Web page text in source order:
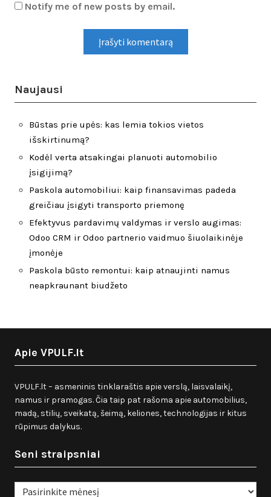
Notify me of new posts by email.
Naujausi
Būstas prie upės: kas lemia tokios vietos
išskirtinumą?
Kodėl verta atsakingai planuoti automobilio
įsigijimą?
Paskola automobiliui: kaip finansavimas padeda
greičiau įsigyti transporto priemonę
Efektyvus pardavimų valdymas ir verslo augimas:
Odoo CRM ir Odoo partnerio vaidmuo šiuolaikinėje
įmonėje
Paskola būsto remontui: kaip atnaujinti namus
neapkraunant biudžeto
Apie VPULF.lt
VPULF.lt – asmeninis tinklaraštis apie verslą, laisvalaikį,
namus ir pramogas. Čia taip pat rašoma apie automobilius,
madą, stilių, sveikatą, šeimą, keliones, technologijas ir kitus
rūpimus dalykus.
Seni straipsniai
Seni